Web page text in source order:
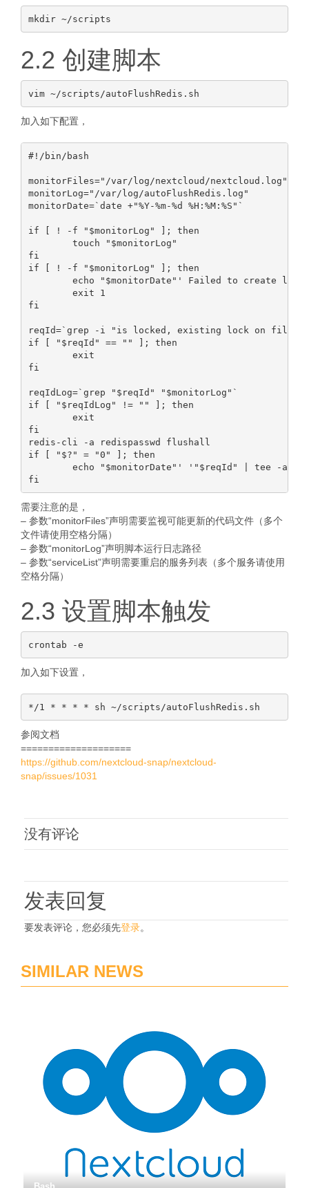
2.2 创建脚本
加入如下配置，
#!/bin/bash
monitorFiles="/var/log/nextcloud/nextcloud.log"
monitorLog="/var/log/autoFlushRedis.log"
monitorDate=`date +"%Y-%m-%d %H:%M:%S"`
if [ ! -f "$monitorLog" ]; then
        touch "$monitorLog"
fi
if [ ! -f "$monitorLog" ]; then
echo "$monitorDate"' Failed to create log
        exit 1
fi
reqId=`grep -i "is locked, existing lock on
if [ "$reqId" == "" ]; then
        exit
fi
reqIdLog=`grep "$reqId" "$monitorLog"`
if [ "$reqIdLog" != "" ]; then
        exit
fi
redis-cli -a redispasswd flushall
if [ "$?" = "0" ]; then
echo "$monitorDate"' '"$reqId" | tee -a
需要注意的是，
– 参数“monitorFiles”声明需要监视可能更新的代码文件（多个
文件请使用空格分隔）
– 参数“monitorLog”声明脚本运行日志路径
– 参数“serviceList”声明需要重启的服务列表（多个服务请使用
空格分隔）
2.3 设置脚本触发
加入如下设置，
参阅文档
====================
https://github.com/nextcloud-snap/nextcloud-
snap/issues/1031
没有评论
发表回复
要发表评论，您必须先登录。
SIMILAR NEWS